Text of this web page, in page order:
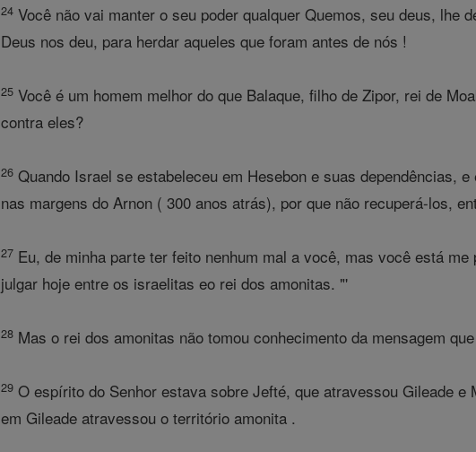
24 Você não vai manter o seu poder qualquer Quemos, seu deus,
Deus nos deu, para herdar aqueles que foram antes de nós !
25 Você é um homem melhor do que Balaque, filho de Zipor, rei de
contra eles?
26 Quando Israel se estabeleceu em Hesebon e suas dependências,
nas margens do Arnon ( 300 anos atrás), por que não recuperá-los,
27 Eu, de minha parte ter feito nenhum mal a você, mas você está
julgar hoje entre os israelitas eo rei dos amonitas. "'
28 Mas o rei dos amonitas não tomou conhecimento da mensagem
29 O espírito do Senhor estava sobre Jefté, que atravessou Gileade
em Gileade atravessou o território amonita .